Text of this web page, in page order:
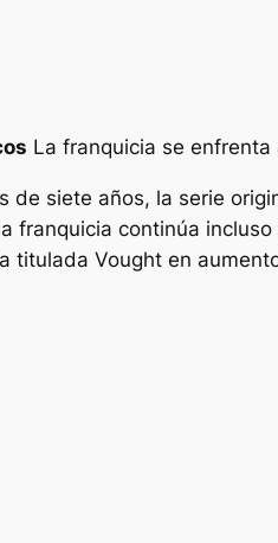
La franquicia se
de siete años, la serie
franquicia continúa
titulada Vought en